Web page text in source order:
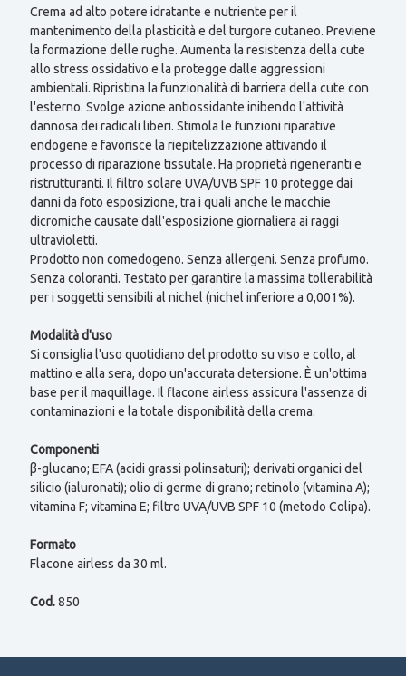
Crema ad alto potere idratante e nutriente per il
mantenimento della plasticità e del turgore cutaneo. Previene
la formazione delle rughe. Aumenta la resistenza della cute
allo stress ossidativo e la protegge dalle aggressioni
ambientali. Ripristina la funzionalità di barriera della cute con
l'esterno. Svolge azione antiossidante inibendo l'attività
dannosa dei radicali liberi. Stimola le funzioni riparative
endogene e favorisce la riepitelizzazione attivando il
processo di riparazione tissutale. Ha proprietà rigeneranti e
ristrutturanti. Il filtro solare UVA/UVB SPF 10 protegge dai
danni da foto esposizione, tra i quali anche le macchie
dicromiche causate dall'esposizione giornaliera ai raggi
ultravioletti.
Prodotto non comedogeno. Senza allergeni. Senza profumo.
Senza coloranti. Testato per garantire la massima tollerabilità
per i soggetti sensibili al nichel (nichel inferiore a 0,001%).
Modalità d'uso
Si consiglia l'uso quotidiano del prodotto su viso e collo, al
mattino e alla sera, dopo un'accurata detersione. È un'ottima
base per il maquillage. Il flacone airless assicura l'assenza di
contaminazioni e la totale disponibilità della crema.
Componenti
β-glucano; EFA (acidi grassi polinsaturi); derivati organici del
silicio (ialuronati); olio di germe di grano; retinolo (vitamina A);
vitamina F; vitamina E; filtro UVA/UVB SPF 10 (metodo Colipa).
Formato
Flacone airless da 30 ml.
Cod.850